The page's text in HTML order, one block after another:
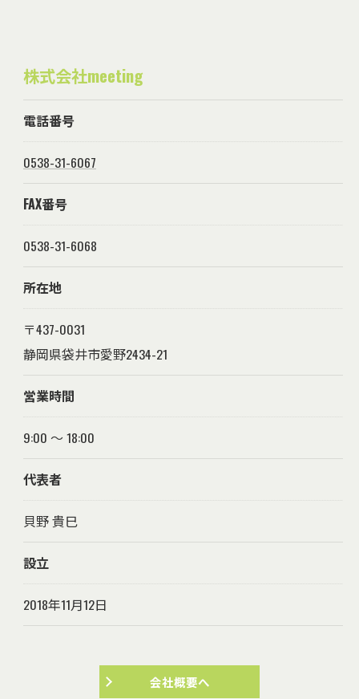
株式会社meeting
電話番号
0538-31-6067
FAX番号
0538-31-6068
所在地
〒437-0031
静岡県袋井市愛野2434-21
営業時間
9:00 ～ 18:00
代表者
貝野 貴巳
設立
2018年11月12日
会社概要へ